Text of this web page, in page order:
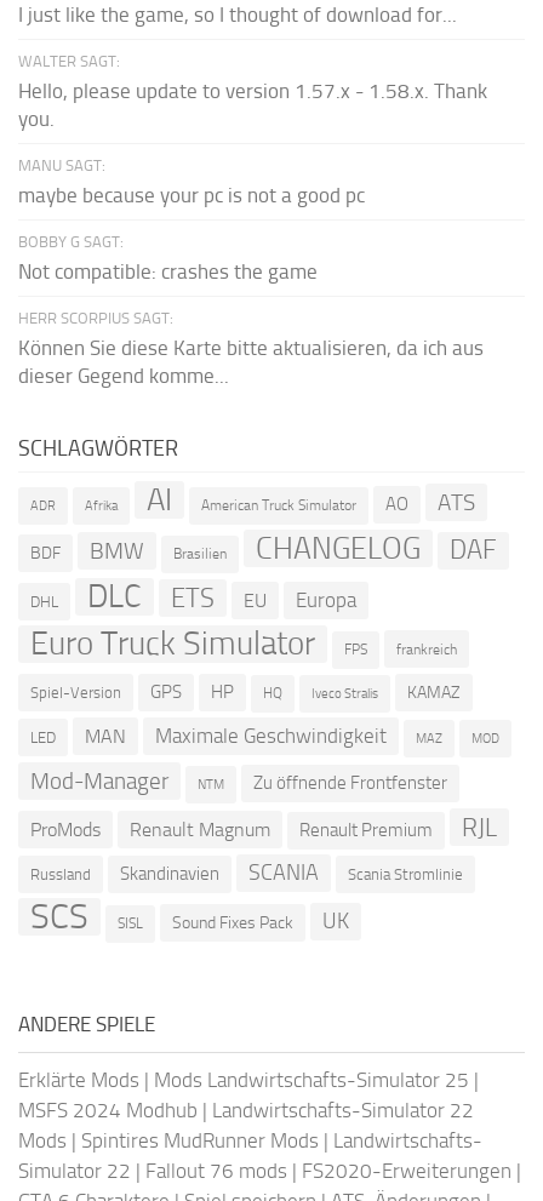
I just like the game, so I thought of download for...
WALTER SAGT:
Hello, please update to version 1.57.x - 1.58.x. Thank
you.
MANU SAGT:
maybe because your pc is not a good pc
BOBBY G SAGT:
Not compatible: crashes the game
HERR SCORPIUS SAGT:
Können Sie diese Karte bitte aktualisieren, da ich aus
dieser Gegend komme...
SCHLAGWÖRTER
ADR Afrika AI American Truck Simulator AO ATS
BDF BMW Brasilien CHANGELOG DAF
DHL DLC ETS EU Europa
Euro Truck Simulator FPS frankreich
Spiel-Version GPS HP HQ Iveco Stralis KAMAZ
LED MAN Maximale Geschwindigkeit MAZ MOD
Mod-Manager NTM Zu öffnende Frontfenster
ProMods Renault Magnum Renault Premium RJL
Russland Skandinavien SCANIA Scania Stromlinie
SCS SISL Sound Fixes Pack UK
ANDERE SPIELE
Erklärte Mods | Mods Landwirtschafts-Simulator 25 |
MSFS 2024 Modhub | Landwirtschafts-Simulator 22
Mods | Spintires MudRunner Mods | Landwirtschafts-
Simulator 22 | Fallout 76 mods | FS2020-Erweiterungen |